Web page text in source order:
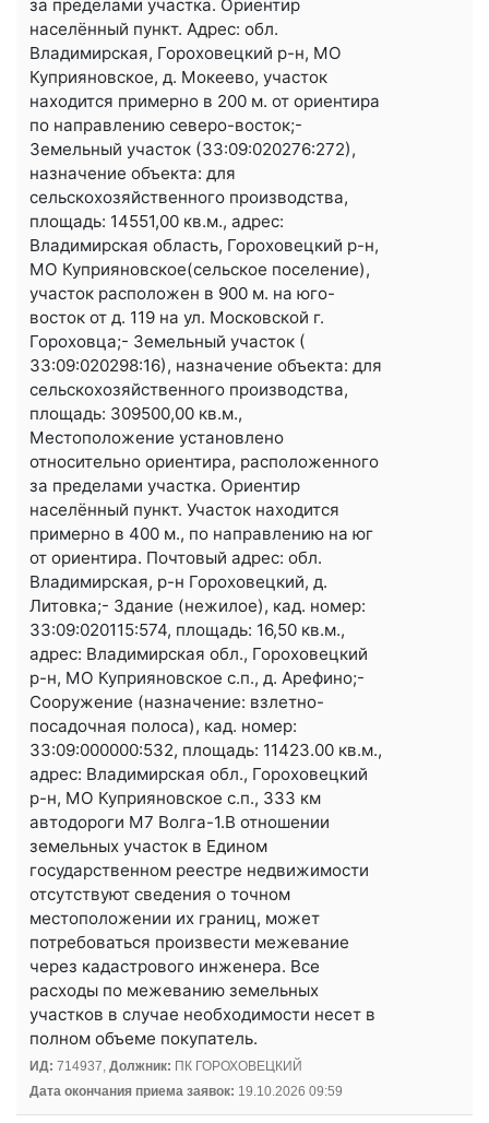
за пределами участка. Ориентир
населённый пункт. Адрес: обл.
Владимирская, Гороховецкий р-н, МО
Куприяновское, д. Мокеево, участок
находится примерно в 200 м. от ориентира
по направлению северо-восток;-
Земельный участок (33:09:020276:272),
назначение объекта: для
сельскохозяйственного производства,
площадь: 14551,00 кв.м., адрес:
Владимирская область, Гороховецкий р-н,
МО Куприяновское(сельское поселение),
участок расположен в 900 м. на юго-
восток от д. 119 на ул. Московской г.
Гороховца;- Земельный участок (
33:09:020298:16), назначение объекта: для
сельскохозяйственного производства,
площадь: 309500,00 кв.м.,
Местоположение установлено
относительно ориентира, расположенного
за пределами участка. Ориентир
населённый пункт. Участок находится
примерно в 400 м., по направлению на юг
от ориентира. Почтовый адрес: обл.
Владимирская, р-н Гороховецкий, д.
Литовка;- Здание (нежилое), кад. номер:
33:09:020115:574, площадь: 16,50 кв.м.,
адрес: Владимирская обл., Гороховецкий
р-н, МО Куприяновское с.п., д. Арефино;-
Сооружение (назначение: взлетно-
посадочная полоса), кад. номер:
33:09:000000:532, площадь: 11423.00 кв.м.,
адрес: Владимирская обл., Гороховецкий
р-н, МО Куприяновское с.п., 333 км
автодороги М7 Волга-1.В отношении
земельных участок в Едином
государственном реестре недвижимости
отсутствуют сведения о точном
местоположении их границ, может
потребоваться произвести межевание
через кадастрового инженера. Все
расходы по межеванию земельных
участков в случае необходимости несет в
полном объеме покупатель.
ИД: 714937, Должник: ПК ГОРОХОВЕЦКИЙ
Дата окончания приема заявок: 19.10.2026 09:59